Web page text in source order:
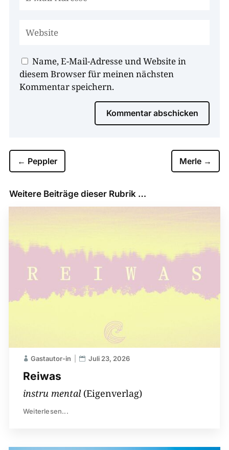
Name, E-Mail-Adresse und Website in
diesem Browser für meinen nächsten
Kommentar speichern.
Kommentar abschicken
← Peppler Merle →
Weitere Beiträge dieser Rubrik …
Reiwas
Gastautor-in Juli 23, 2026
instru mental(Eigenverlag)
Weiterlesen...